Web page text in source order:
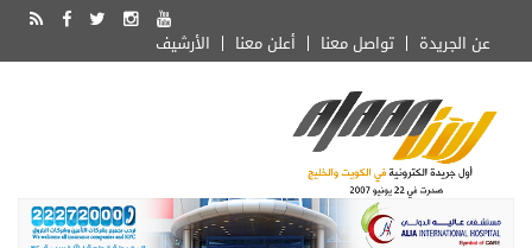
الأرشيف أعلن معنا تواصل معنا عن الجريدة